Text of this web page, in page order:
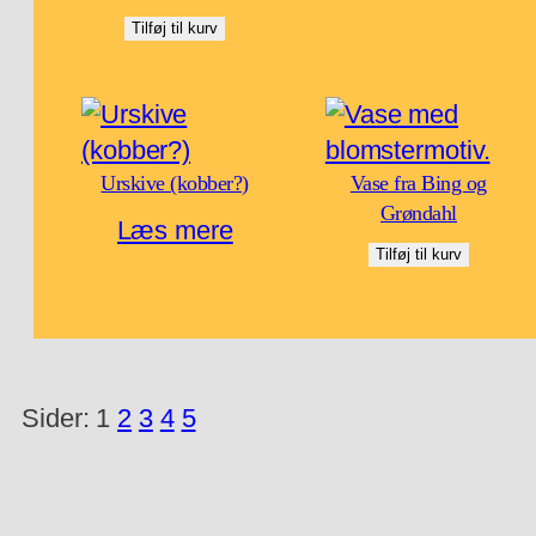
Tilføj til kurv
Urskive (kobber?)
Læs mere
Vase fra Bing og
Grøndahl
Tilføj til kurv
Sider: 1 2 3 4 5